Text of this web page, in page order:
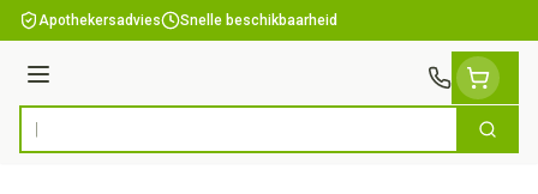
Ga naar de inhoud
Apothekersadvies Snelle beschikbaarheid
Menu
Product, merk, categorie... Zoek